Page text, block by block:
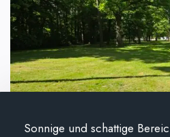
Sonnige und schattige